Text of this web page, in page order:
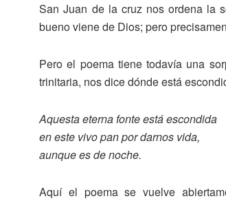
San Juan de la cruz nos ordena la
bueno viene de Dios; pero
Pero el poema tiene todavía una
trinitaria, nos dice dónde está
Aquesta eterna fonte está escondida
en este vivo pan por darnos vida,
aunque es de noche.
Aquí el poema se vuelve